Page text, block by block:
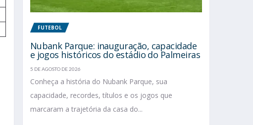
FUTEBOL
Nubank Parque: inauguração, capacidade
e jogos históricos do estádio do Palmeiras
5 DE AGOSTO DE 2026
Conheça a história do Nubank Parque, sua
capacidade, recordes, títulos e os jogos que
marcaram a trajetória da casa do...